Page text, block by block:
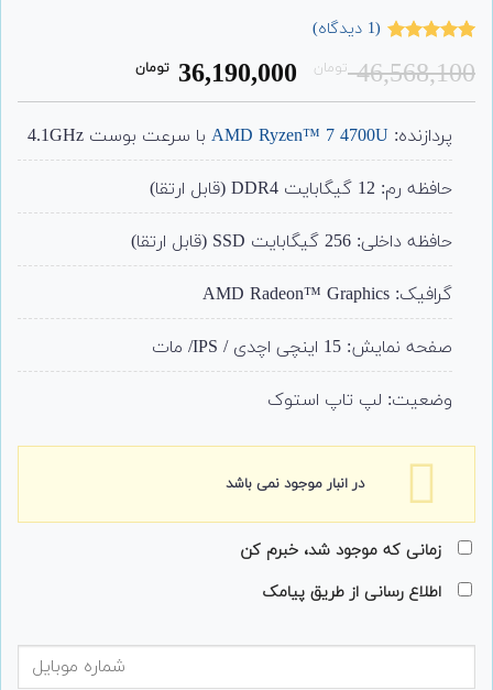
از 5 امتیاز
مشتری
(
1 دیدگاه)
46,568,100 تومان قیمت
اصلی:
46,568,100
تومان
بود.
36,190,000 تومانقیمت
فعلی:
36,190,000
تومان. پردازنده: AMD Ryzen™ 7 4700Uبا سرعت بوست 4.1GHz
حافظه رم: 12 گیگابایت DDR4 (قابل ارتقا)
حافظه داخلی: 256 گیگابایت SSD (قابل ارتقا)
گرافیک: AMD Radeon™ Graphics
صفحه نمایش: 15 اینچی اچدی / IPS/ مات
وضعیت: لپ تاپ استوک
در انبار موجود نمی باشد
زمانی که موجود شد، خبرم کن
اطلاع رسانی از طریق پیامک